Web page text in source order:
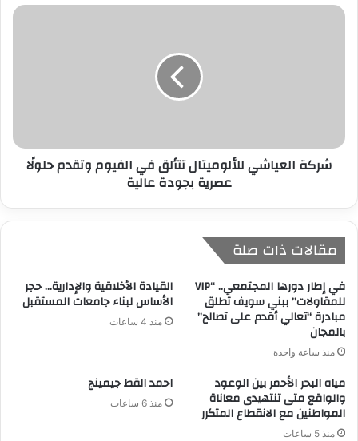
شركة العياشي للألوميتال تتألق في الفيوم وتقدم حلولًا
عصرية بجودة عالية
مقالات ذات صلة
في إطار دورها المجتمعي.. “VIP
للمقاولات” ببني سويف تطلق
مبادرة “تعالي أقدم على تصالح”
بالمجان
منذ ساعة واحدة
القيادة الأخلاقية والإدارية… حجر
الأساس لبناء جامعات المستقبل
منذ 4 ساعات
مياه البحر الأحمر بين الوعود
والواقع متى تنتهيدى معاناة
المواطنين مع الانقطاع المتكرر
منذ 5 ساعات
احمد القط جيمينج
منذ 6 ساعات